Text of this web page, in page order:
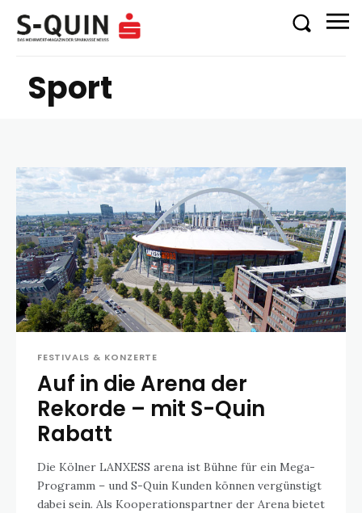
Sport
FESTIVALS & KONZERTE
Auf in die Arena der
Rekorde – mit S-Quin
Rabatt
Die Kölner LANXESS arena ist Bühne für ein Mega-
Programm – und S-Quin Kunden können vergünstigt
dabei sein. Als Kooperationspartner der Arena bietet